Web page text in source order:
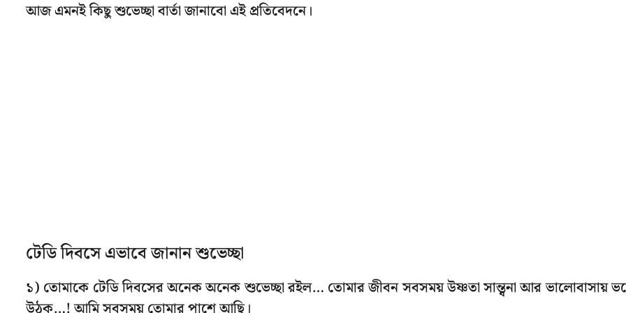
আজ এমনই কিছু শুভেচ্ছা বার্তা জানাবো এই প্রতিবেদনে।
টেডি দিবসে এভাবে জানান শুভেচ্ছা
১) তোমাকে টেডি দিবসের অনেক অনেক শুভেচ্ছা রইল… তোমার জীবন সবসময় উষ্ণতা সান্ত্বনা আর ভালোবাসায়
উঠুক…! আমি সবসময় তোমার পাশে আছি।